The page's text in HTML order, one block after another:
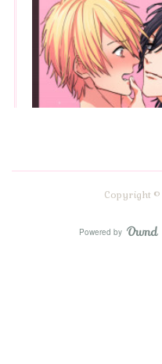
Copyright ©
Powered by